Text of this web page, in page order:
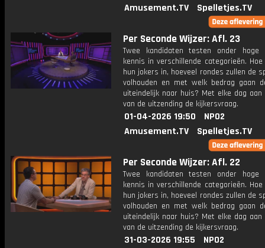
Amusement.TV
Spelletjes.TV
Per Seconde Wijzer: Afl. 23
Twee kandidaten testen onder hoge
kennis in verschillende categorieën.
hun jokers in, hoeveel rondes zullen de
volhouden en met welk bedrag gaan
uiteindelijk naar huis? Met elke dag
van de uitzending de kijkersvraag.
01-04-2026 19:50
NPO2
Amusement.TV
Spelletjes.TV
Per Seconde Wijzer: Afl. 22
Twee kandidaten testen onder hoge
kennis in verschillende categorieën.
hun jokers in, hoeveel rondes zullen de
volhouden en met welk bedrag gaan
uiteindelijk naar huis? Met elke dag
van de uitzending de kijkersvraag.
31-03-2026 19:55
NPO2